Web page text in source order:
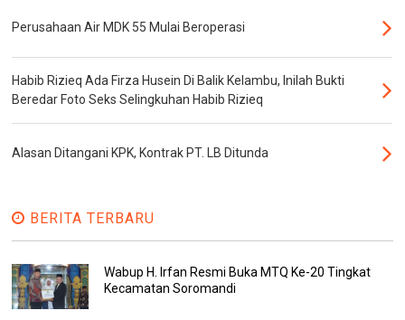
Perusahaan Air MDK 55 Mulai Beroperasi
Habib Rizieq Ada Firza Husein Di Balik Kelambu, Inilah Bukti
Beredar Foto Seks Selingkuhan Habib Rizieq
Alasan Ditangani KPK, Kontrak PT. LB Ditunda
BERITA TERBARU
Wabup H. Irfan Resmi Buka MTQ Ke-20 Tingkat
Kecamatan Soromandi